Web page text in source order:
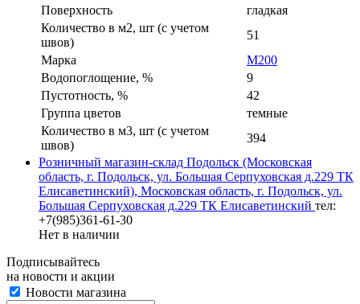
Поверхность
гладкая
Количество в м2, шт (с учетом
швов)
51
Марка
М200
Водопоглощение, %
9
Пустотность, %
42
Группа цветов
темные
Количество в м3, шт (с учетом
швов)
394
Розничный магазин-склад Подольск (Московская
область, г. Подольск, ул. Большая Серпуховская д.229 ТК
Елисаветинский), Московская область, г. Подольск, ул.
Большая Серпуховская д.229 ТК Елисаветинский тел:
+7(985)361-61-30
Нет в наличии
Подписывайтесь
на новости и акции
Новости магазина